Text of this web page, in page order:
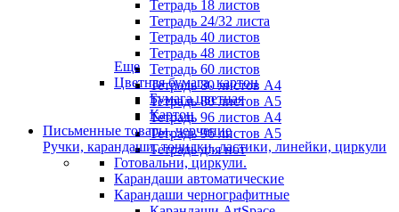
Тетрадь 18 листов
Тетрадь 24/32 листа
Тетрадь 40 листов
Тетрадь 48 листов
Тетрадь 60 листов
Тетрадь 80 листов А4
Тетрадь 80 листов А5
Тетрадь 96 листов А4
Тетрадь 96 листов А5
Тетрадь для нот
Еще
Цветная бумага, картон
Бумага цветная
Картон
Письменные товары, черчение
Ручки, карандаши, точилки, ластики, линейки, циркули
Готовальни, циркули.
Карандаши автоматические
Карандаши чернографитные